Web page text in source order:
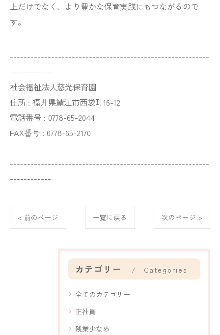
上だけでなく、より豊かな保育実践にもつながるので
す。
----------------------------------------------------------
------------
社会福祉法人慈光保育園
住所 : 福井県鯖江市西袋町16-12
電話番号 : 0778-65-2044
FAX番号 : 0778-65-2170
----------------------------------------------------------
------------
< 前のページ 一覧に戻る 次のページ >
カテゴリー Categories
全てのカテゴリー
正社員
残業少なめ